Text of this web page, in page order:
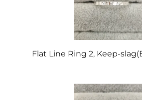
Flat Line Ring 2, Keep-